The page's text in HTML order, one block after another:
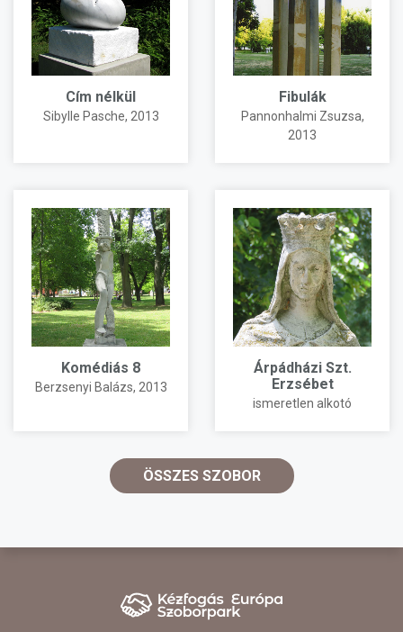
Cím nélkül
Sibylle Pasche, 2013
Fibulák
Pannonhalmi Zsuzsa,
2013
Komédiás 8
Berzsenyi Balázs, 2013
Árpádházi Szt.
Erzsébet
ismeretlen alkotó
ÖSSZES SZOBOR